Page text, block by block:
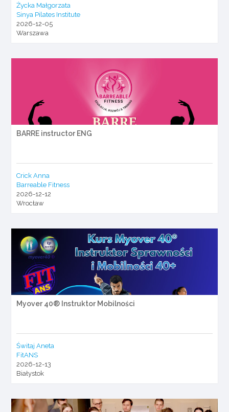
Życka Małgorzata
Sinya Pilates Institute
2026-12-05
Warszawa
BARRE instructor ENG
Crick Anna
Barreable Fitness
2026-12-12
Wrocław
Myover 40® Instruktor Mobilności
Świtaj Aneta
FitANS
2026-12-13
Białystok